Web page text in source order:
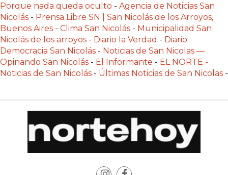
PEDIDOS
DE
COMIDA
POR
WHATSAPP:
LA
DEFINITIVA
RESTAURANTES
DELIVERIES
Porque nada queda oculto - Agencia de Noticias San
Nicolás - Prensa Libre SN | San Nicolás de los Arroyos,
Buenos Aires - Clima San Nicolás - Municipalidad San
Nicolás de los arroyos - Diario la Verdad - Diario
Democracia San Nicolás - Noticias de San Nicolas —
Opinando San Nicolás - El Informante - EL NORTE -
Noticias de San Nicolás - Últimas Noticias de San Nicolas -